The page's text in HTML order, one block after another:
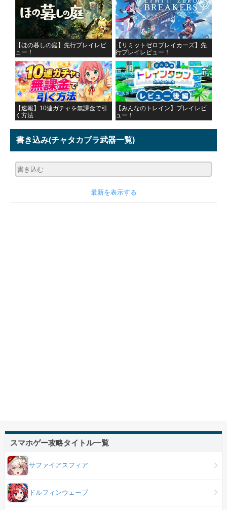
【ほの暮しの庭】先行プレイレビ
ュー！
【リミットゼロブレイカーズ】先
行プレイレビュー！
【速報】10連ガチャを無課金で引
く方法
【みんなのトレイン】プレイレビ
ュー！
書き込み(チャタカブラ武器一覧)
最新を表示する
スマホゲー攻略タイトル一覧
サファイアスフィア
ドルフィンウェーブ